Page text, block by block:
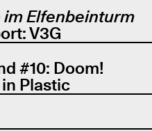
im Elfenbeinturm
V3G
#10: Doom!
Plastic